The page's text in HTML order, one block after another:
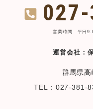
営業時間 平日
運営会社：
群馬県
TEL：027-381-